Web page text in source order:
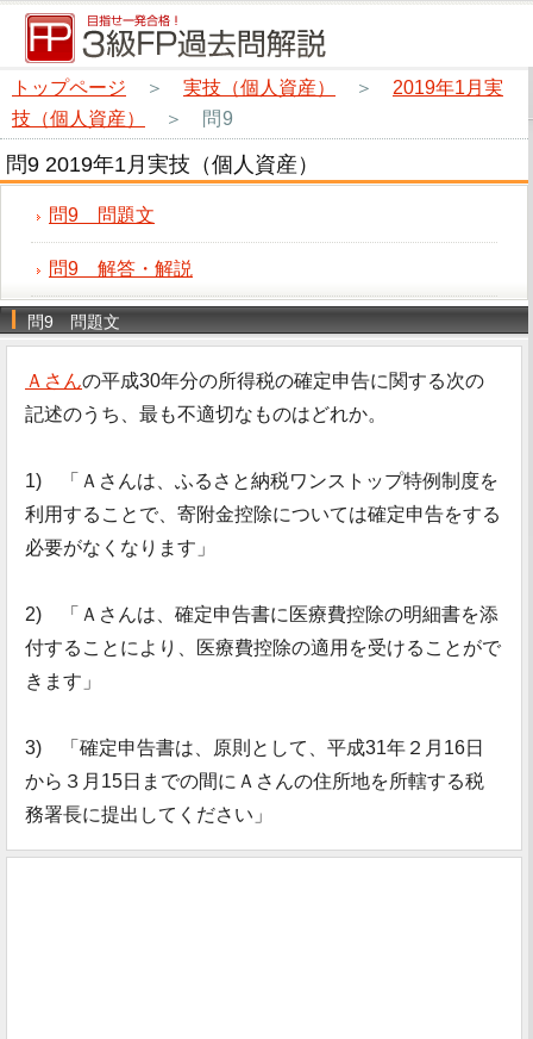
トップページ ＞ 実技（個人資産） ＞ 2019年1月実
技（個人資産）
＞ 問9
問9 2019年1月実技（個人資産）
問9 問題文
問9 解答・解説
問9 問題文
Ａさんの平成30年分の所得税の確定申告に関する次の
記述のうち、最も不適切なものはどれか。
1) 「Ａさんは、ふるさと納税ワンストップ特例制度を
利用することで、寄附金控除については確定申告をする
必要がなくなります」
2) 「Ａさんは、確定申告書に医療費控除の明細書を添
付することにより、医療費控除の適用を受けることがで
きます」
3) 「確定申告書は、原則として、平成31年２月16日
から３月15日までの間にＡさんの住所地を所轄する税
務署長に提出してください」